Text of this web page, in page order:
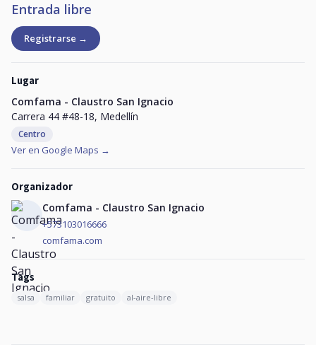
Entrada libre
Registrarse →
Lugar
Comfama - Claustro San Ignacio
Carrera 44 #48-18, Medellín
Centro
Ver en Google Maps →
Organizador
Comfama - Claustro San Ignacio
+573103016666
comfama.com
Tags
salsa familiar gratuito al-aire-libre